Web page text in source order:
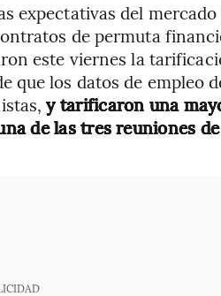
expectativas del
de permuta
este viernes la
que los datos de empleo
y tarificaron una
de las tres reuniones